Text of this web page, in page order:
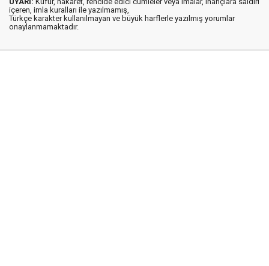
içeren, imla kuralları ile yazılmamış,
Türkçe karakter kullanılmayan ve büyük harflerle yazılmış yorumlar
onaylanmamaktadır.